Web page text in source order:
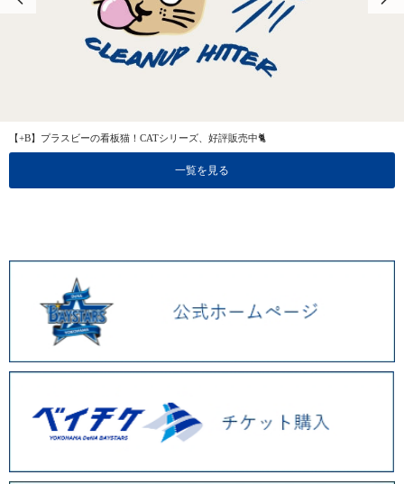
【+B】プラスビーの看板猫！CATシリーズ、好評販売中🐈
一覧を見る